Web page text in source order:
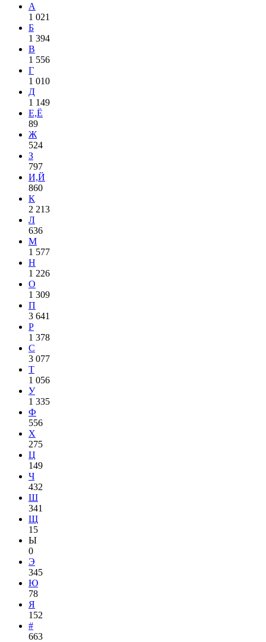
А
1 021
Б
1 394
В
1 556
Г
1 010
Д
1 149
Е,Ё
89
Ж
524
З
797
И,Й
860
К
2 213
Л
636
М
1 577
Н
1 226
О
1 309
П
3 641
Р
1 378
С
3 077
Т
1 056
У
1 335
Ф
556
Х
275
Ц
149
Ч
432
Ш
341
Щ
15
Ы
0
Э
345
Ю
78
Я
152
#
663